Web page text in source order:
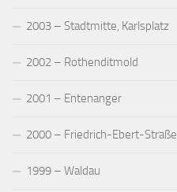
2003 – Stadtmitte, Karlsplatz
2002 – Rothenditmold
2001 – Entenanger
2000 – Friedrich-Ebert-Straße
1999 – Waldau